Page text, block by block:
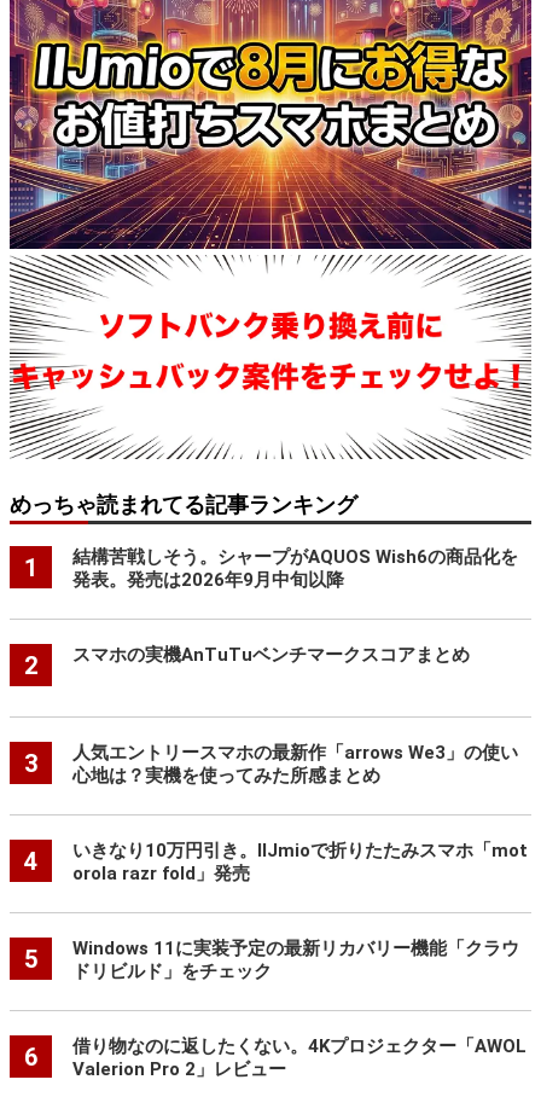
めっちゃ読まれてる記事ランキング
1
結構苦戦しそう。シャープがAQUOS Wish6の商品化を
発表。発売は2026年9月中旬以降
2 スマホの実機AnTuTuベンチマークスコアまとめ
3
人気エントリースマホの最新作「arrows We3」の使い
心地は？実機を使ってみた所感まとめ
4
いきなり10万円引き。IIJmioで折りたたみスマホ「mot
orola razr fold」発売
5
Windows 11に実装予定の最新リカバリー機能「クラウ
ドリビルド」をチェック
6
借り物なのに返したくない。4Kプロジェクター「AWOL
Valerion Pro 2」レビュー